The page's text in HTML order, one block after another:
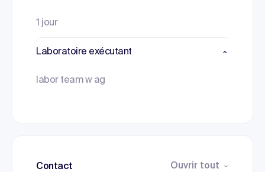
1 jour
Laboratoire exécutant
labor team w ag
Contact Ouvrir tout